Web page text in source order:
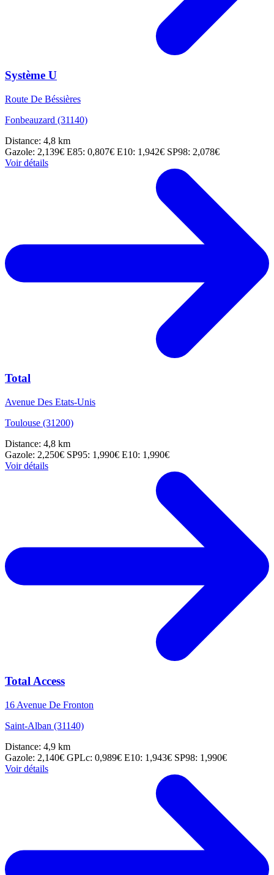
Système U
Route De Béssières
Fonbeauzard (31140)
Distance: 4,8 km
Gazole: 2,139€ E85: 0,807€ E10: 1,942€ SP98: 2,078€
Voir détails
Total
Avenue Des Etats-Unis
Toulouse (31200)
Distance: 4,8 km
Gazole: 2,250€ SP95: 1,990€ E10: 1,990€
Voir détails
Total Access
16 Avenue De Fronton
Saint-Alban (31140)
Distance: 4,9 km
Gazole: 2,140€ GPLc: 0,989€ E10: 1,943€ SP98: 1,990€
Voir détails